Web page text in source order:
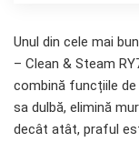
Unul din cele mai
– Clean & Steam
combină funcțiile
sa dulbă, elimină
decât atât, praful